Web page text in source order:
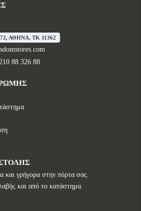
ΑΘΗΝΑ, TK 11362
88 326 88
και γρήγορα στην πόρτα σας.
και από το κατάστημα.